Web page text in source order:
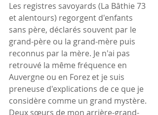
Les registres savoyards (La Bâthie 73
et alentours) regorgent d'enfants
sans père, déclarés souvent par le
grand-père ou la grand-mère puis
reconnus par la mère. Je n'ai pas
retrouvé la même fréquence en
Auvergne ou en Forez et je suis
preneuse d'explications de ce que je
considère comme un grand mystère.
Deux sœurs de mon arrière-grand-